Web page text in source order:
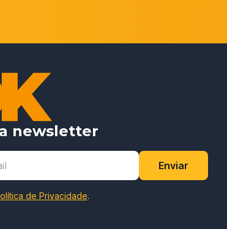
newsletter
Enviar
de Privacidade.